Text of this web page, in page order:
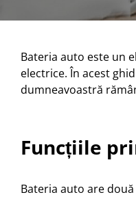
Bateria auto este un
electrice. În acest
dumneavoastră
Funcțiile
Bateria auto are